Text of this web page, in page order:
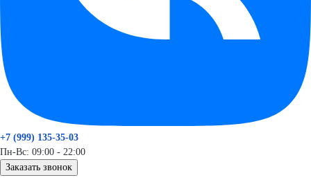
+7 (999) 135-35-03
Пн-Вс: 09:00 - 22:00
Заказать звонок